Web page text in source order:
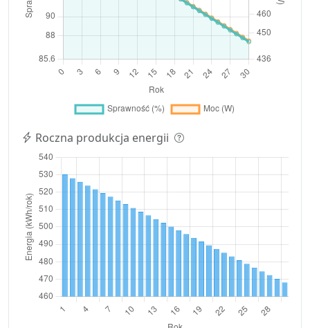
Roczna produkcja energii